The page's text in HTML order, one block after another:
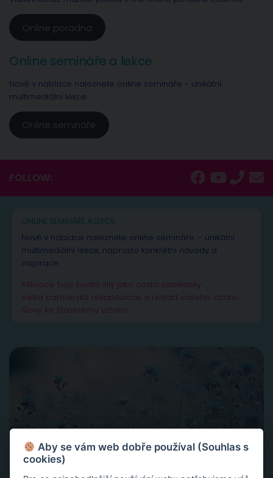
Online poradna
Online semináře a lekce
Nově v nabídce naleznete online semináře - unikátní
multimediální lekce.
Online semináře
FOLLOW:
ONLINE SEMINÁŘE A LEKCE
Nově v nabídce naleznete online semináře – unikátní
multimediální lekce, naprosto konkrétní návody a
inspirace.
Aktivace tvojí životní síly jako cesta sebelásky
Velká partnerská rekapitulace a restart vašeho vztahu
Slovy ke šťastnému vztahu
Aby se vám web dobře používal (Souhlas s
cookies)